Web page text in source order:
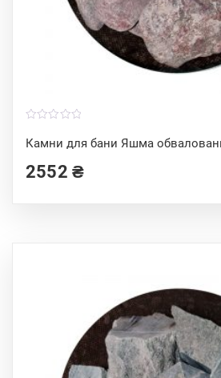
Камни для бани Яшма
o
u
o
f
2552 ₴